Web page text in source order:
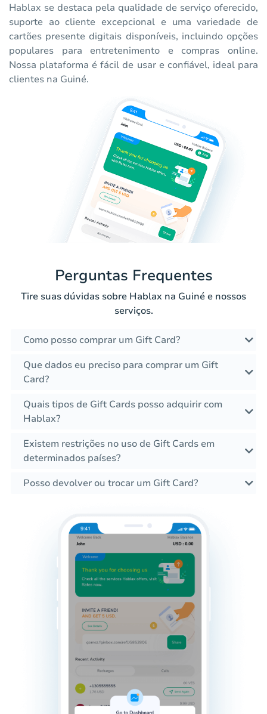
Hablax se destaca pela qualidade de serviço oferecido,
suporte ao cliente excepcional e uma variedade de
cartões presente digitais disponíveis, incluindo opções
populares para entretenimento e compras online.
Nossa plataforma é fácil de usar e confiável, ideal para
clientes na Guiné.
Perguntas Frequentes
Tire suas dúvidas sobre Hablax na Guiné e nossos
serviços.
Como posso comprar um Gift Card?
Que dados eu preciso para comprar um Gift
Card?
Quais tipos de Gift Cards posso adquirir com
Hablax?
Existem restrições no uso de Gift Cards em
determinados países?
Posso devolver ou trocar um Gift Card?